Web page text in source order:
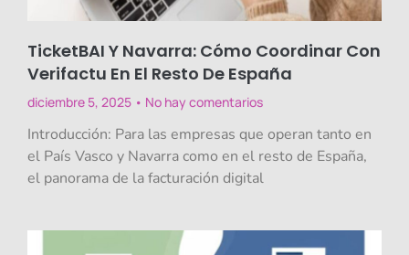
TicketBAI Y Navarra: Cómo Coordinar Con
Verifactu En El Resto De España
diciembre 5, 2025 No hay comentarios
Introducción: Para las empresas que operan tanto en
el País Vasco y Navarra como en el resto de España,
el panorama de la facturación digital